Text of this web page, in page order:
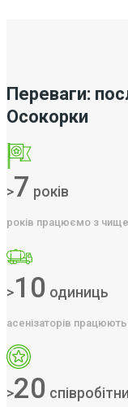
Переваги:
Осокорки
>7 років
років працюємо з
>10 одиниць
асенізаторів працюють
>20